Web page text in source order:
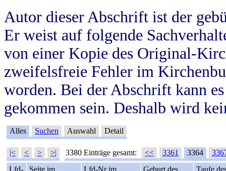
Autor dieser Abschrift ist der
Er weist auf folgende
von einer Kopie des Original-
zweifelsfreie Fehler im
worden. Bei der Abschrift kann
gekommen sein. Deshalb wird
Alles Suchen Auswahl Detail
|< < > >| 3380 Einträge gesamt: << 3361 3364
Lfd-
Seite im
Lfd-Nr im
Geburt des
Taufe